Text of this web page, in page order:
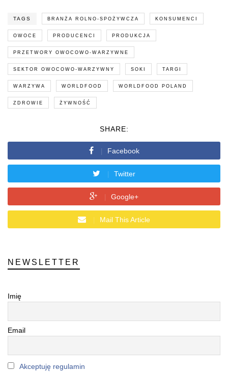
TAGS BRANŻA ROLNO-SPOŻYWCZA KONSUMENCI
OWOCE PRODUCENCI PRODUKCJA
PRZETWORY OWOCOWO-WARZYWNE
SEKTOR OWOCOWO-WARZYWNY SOKI TARGI
WARZYWA WORLDFOOD WORLDFOOD POLAND
ZDROWIE ŻYWNOŚĆ
SHARE:
Facebook
Twitter
Google+
Mail This Article
NEWSLETTER
Imię
Email
Akceptuję regulamin